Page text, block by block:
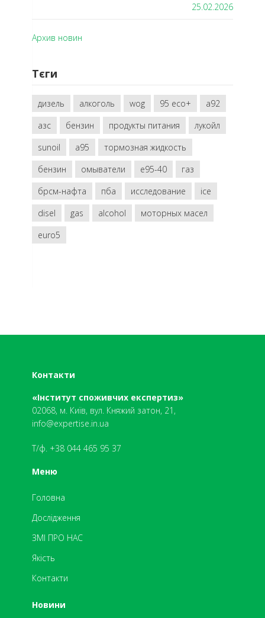
25.02.2026
Архив новин
Тєги
дизель алкоголь wog 95 eco+
a92
азс
бензин продукты питания
лукойл
sunoil
a95
тормозная жидкость
бензин
омыватели e95-40
газ
брсм-нафта
пба исследование
ice
disel
gas alcohol
моторных масел
euro5
Контакти
«Інститут споживчих експертиз»
02068, м. Київ, вул. Княжий затон, 21,
info@expertise.in.ua
Т/ф. +38 044 465 95 37
Меню
Головна
Дослідження
ЗМІ ПРО НАС
Якість
Контакти
Новини